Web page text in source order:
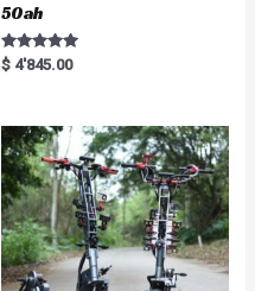
50ah
Rated
5.00
$ 4'845.00